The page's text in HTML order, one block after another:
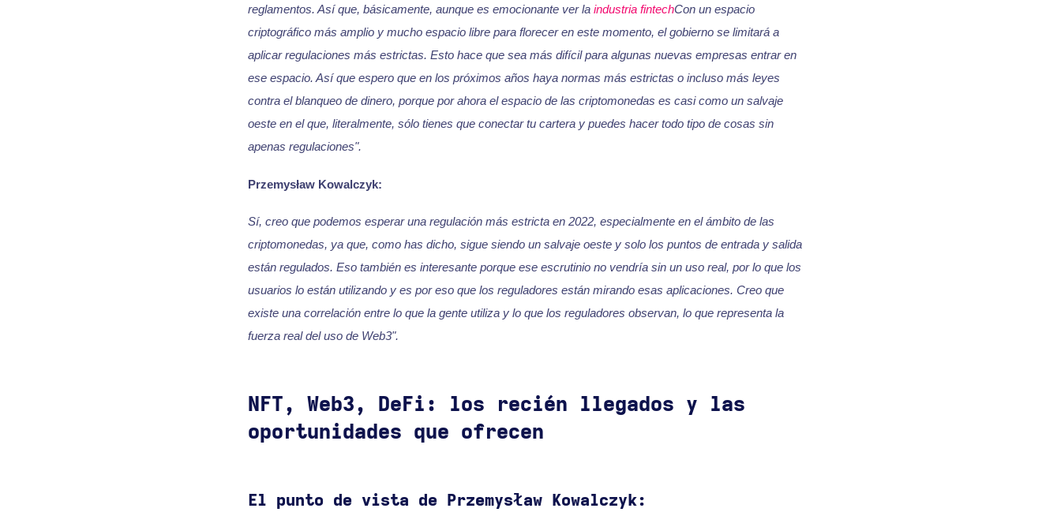
reglamentos. Así que, básicamente, aunque es emocionante ver la industria fintechCon un espacio
criptográfico más amplio y mucho espacio libre para florecer en este momento, el gobierno se limitará a
aplicar regulaciones más estrictas. Esto hace que sea más difícil para algunas nuevas empresas entrar en
ese espacio. Así que espero que en los próximos años haya normas más estrictas o incluso más leyes
contra el blanqueo de dinero, porque por ahora el espacio de las criptomonedas es casi como un salvaje
oeste en el que, literalmente, sólo tienes que conectar tu cartera y puedes hacer todo tipo de cosas sin
apenas regulaciones".
Przemysław Kowalczyk:
Sí, creo que podemos esperar una regulación más estricta en 2022, especialmente en el ámbito de las
criptomonedas, ya que, como has dicho, sigue siendo un salvaje oeste y solo los puntos de entrada y salida
están regulados. Eso también es interesante porque ese escrutinio no vendría sin un uso real, por lo que los
usuarios lo están utilizando y es por eso que los reguladores están mirando esas aplicaciones. Creo que
existe una correlación entre lo que la gente utiliza y lo que los reguladores observan, lo que representa la
fuerza real del uso de Web3".
NFT, Web3, DeFi: los recién llegados y las
oportunidades que ofrecen
El punto de vista de Przemysław Kowalczyk: